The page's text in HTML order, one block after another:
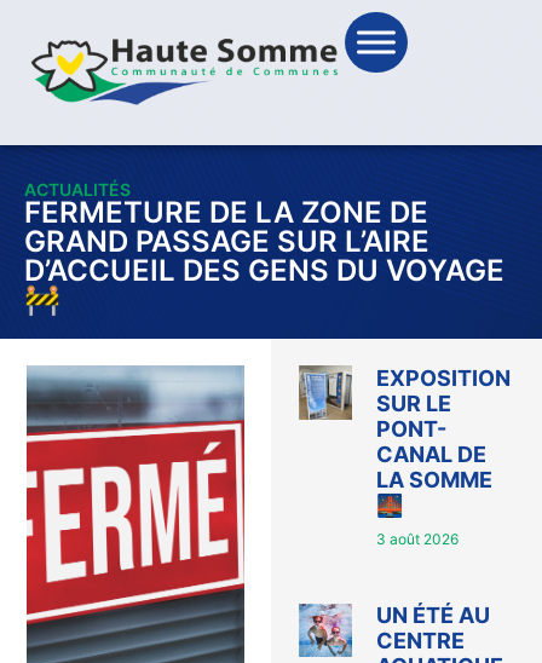
ACTUALITÉS
FERMETURE DE LA ZONE DE
GRAND PASSAGE SUR L’AIRE
D’ACCUEIL DES GENS DU VOYAGE
🚧
EXPOSITION
SUR LE
PONT-
CANAL DE
LA SOMME
🌉
3 août 2026
UN ÉTÉ AU
CENTRE